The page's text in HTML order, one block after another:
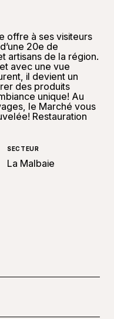
offre à ses visiteurs
20e de
artisans de la région.
avec une vue
il devient un
des produits
unique! Au
le Marché vous
Restauration
SECTEUR
La Malbaie